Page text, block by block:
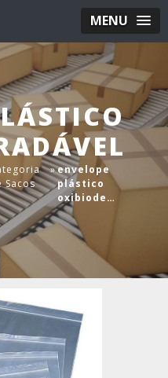
MENU
Sacos
»envelope
plástico
oxibiodegradável